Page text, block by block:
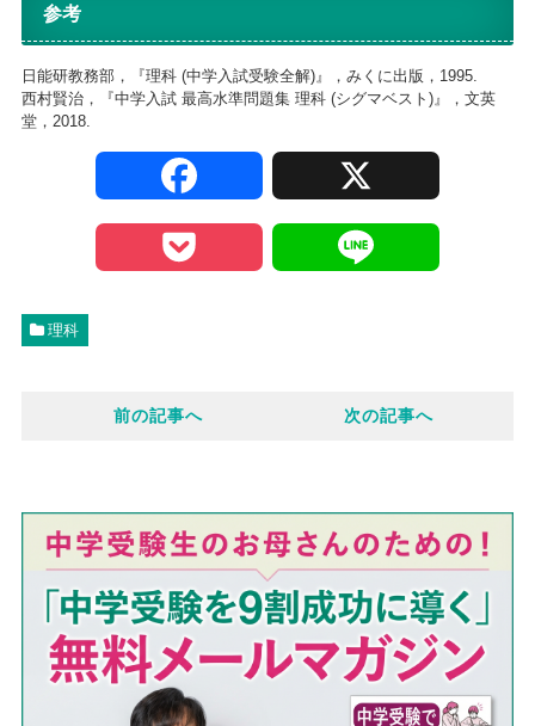
参考
日能研教務部，『理科 (中学入試受験全解)』，みくに出版，1995.
西村賢治，『中学入試 最高水準問題集 理科 (シグマベスト)』，文英
堂，2018.
o
k
t
理科
前の記事へ 次の記事へ